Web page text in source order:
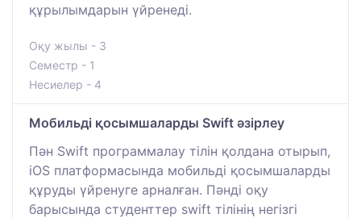
құрылымдарын үйренеді.
Оқу жылы - 3
Семестр - 1
Несиелер - 4
Мобильді қосымшаларды Swift әзірлеу
Пән Swift программалау тілін қолдана отырып,
iOS платформасында мобильді қосымшаларды
құруды үйренуге арналған. Пәнді оқу
барысында студенттер swift тілінің негізгі